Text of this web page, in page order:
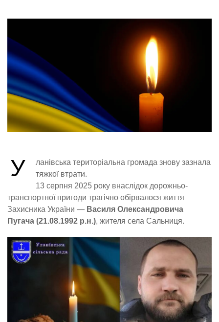
У
ланівська територіальна громада знову зазнала
тяжкої втрати.
13 серпня 2025 року внаслідок дорожньо-
транспортної пригоди трагічно обірвалося життя
Захисника України — Василя Олександровича
Пугача (21.08.1992 р.н.), жителя села Сальниця.